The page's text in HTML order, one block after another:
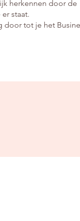
herkennen door de
staat.
tot je het